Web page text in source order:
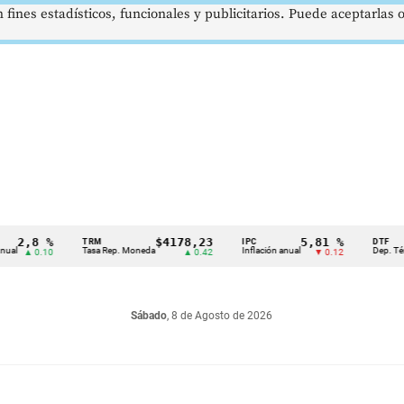
%
0.10 Tasa Rep. Moneda
$4178,23
▲ 0.42 Inflación anual
5,81 %
▼ 0.12 Dep. Término
Sábado, 8 de Agosto de 2026
estadísticos, funcionales y publicitarios. Puede aceptarlas